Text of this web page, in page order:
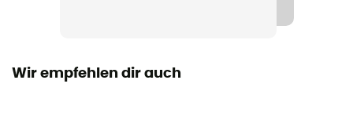
Wir empfehlen dir auch